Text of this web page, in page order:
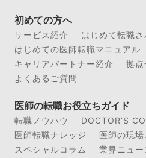
初めての方へ
サービス紹介
はじめて転職
はじめての医師転職マニュアル
キャリアパートナー紹介
拠点
よくあるご質問
医師の転職お役立ちガイド
転職ノウハウ
DOCTOR’S
医師転職ナレッジ
医師の現
スペシャルコラム
業界ニュー